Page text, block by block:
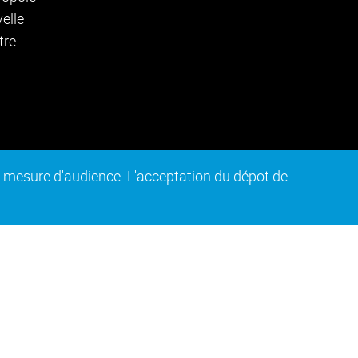
d'audience. L'acceptation du dépot de